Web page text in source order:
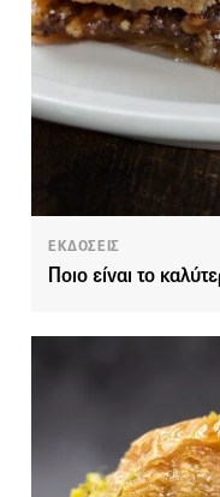
ΕΚΔΟΣΕΙΣ
Ποιο είναι το